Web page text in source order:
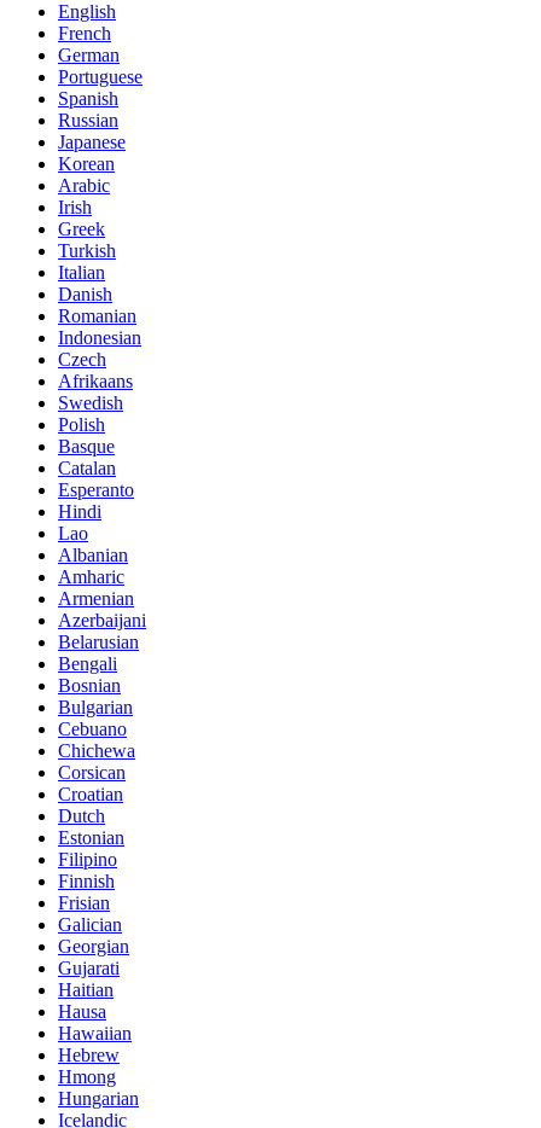
English
French
German
Portuguese
Spanish
Russian
Japanese
Korean
Arabic
Irish
Greek
Turkish
Italian
Danish
Romanian
Indonesian
Czech
Afrikaans
Swedish
Polish
Basque
Catalan
Esperanto
Hindi
Lao
Albanian
Amharic
Armenian
Azerbaijani
Belarusian
Bengali
Bosnian
Bulgarian
Cebuano
Chichewa
Corsican
Croatian
Dutch
Estonian
Filipino
Finnish
Frisian
Galician
Georgian
Gujarati
Haitian
Hausa
Hawaiian
Hebrew
Hmong
Hungarian
Icelandic